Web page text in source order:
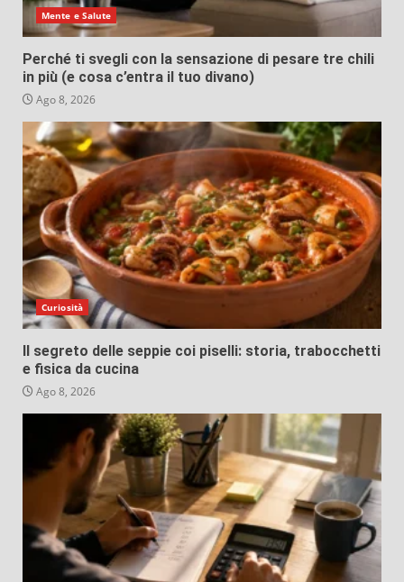
Mente e Salute
Perché ti svegli con la sensazione di pesare tre chili
in più (e cosa c’entra il tuo divano)
Ago 8, 2026
Curiosità
Il segreto delle seppie coi piselli: storia, trabocchetti
e fisica da cucina
Ago 8, 2026